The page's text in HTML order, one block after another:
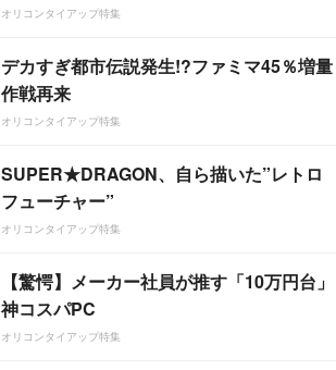
オリコンタイアップ特集
デカすぎ都市伝説発生!?ファミマ45％増量
作戦再来
オリコンタイアップ特集
SUPER★DRAGON、自ら描いた”レトロ
フューチャー”
オリコンタイアップ特集
【驚愕】メーカー社員が推す「10万円台」
神コスパPC
オリコンタイアップ特集